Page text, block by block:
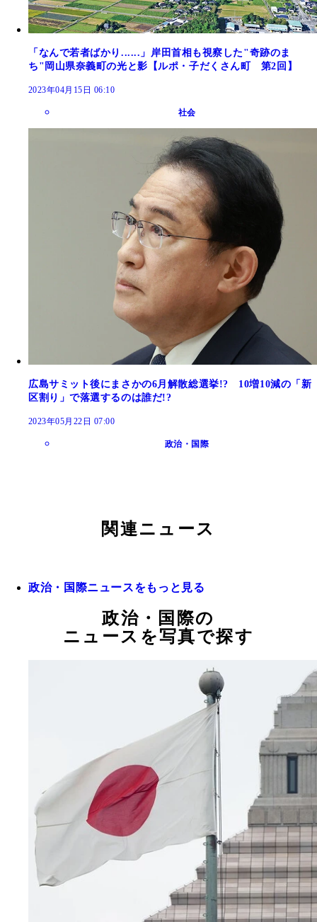
「なんで若者ばかり......」岸田首相も視察した"奇跡のま
ち"岡山県奈義町の光と影【ルポ・子だくさん町 第2回】
2023年04月15日 06:10
社会
広島サミット後にまさかの6月解散総選挙!? 10増10減の「新
区割り」で落選するのは誰だ!?
2023年05月22日 07:00
政治・国際
関連ニュース
政治・国際ニュースをもっと見る
政治・国際の
ニュースを写真で探す